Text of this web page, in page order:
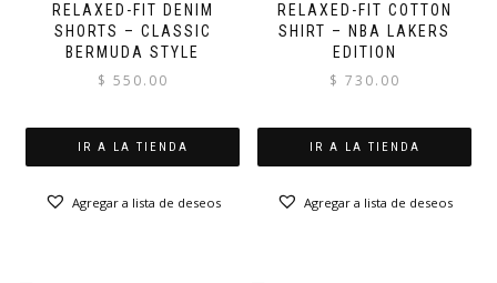
RELAXED-FIT DENIM
SHORTS – CLASSIC
BERMUDA STYLE
$ 550.00
IR A LA TIENDA
Agregar a lista de deseos
RELAXED-FIT COTTON
SHIRT – NBA LAKERS
EDITION
$ 730.00
IR A LA TIENDA
Agregar a lista de deseos